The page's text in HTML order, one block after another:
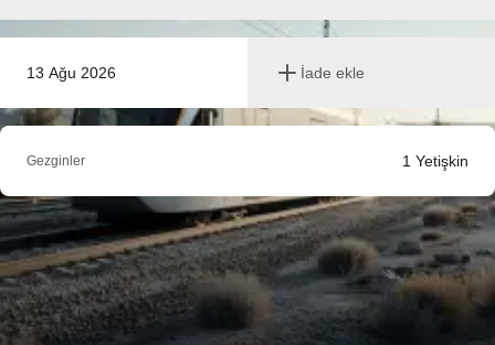
13 Ağu 2026 İade ekle
Gezginler 1 Yetişkin